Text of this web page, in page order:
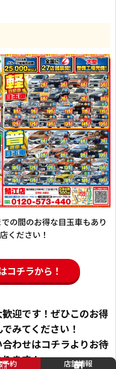
の間のお得な目玉車もあり
ください！
コチラから！
迎です！ぜひこのお得
みてください！
わせはコチラよりお待
ます！
予約 店舗情報